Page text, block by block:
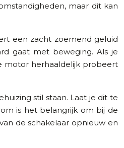
maar dit kan
een zacht zoemend geluid
gaat met beweging. Als je
motor herhaaldelijk probeert
stil staan. Laat je dit te
is het belangrijk om bij de
de schakelaar opnieuw en